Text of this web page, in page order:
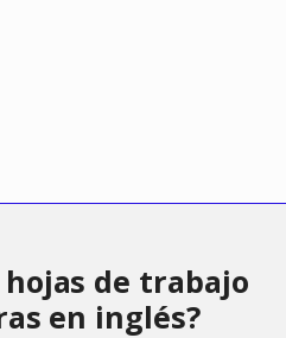
de trabajo
en inglés?